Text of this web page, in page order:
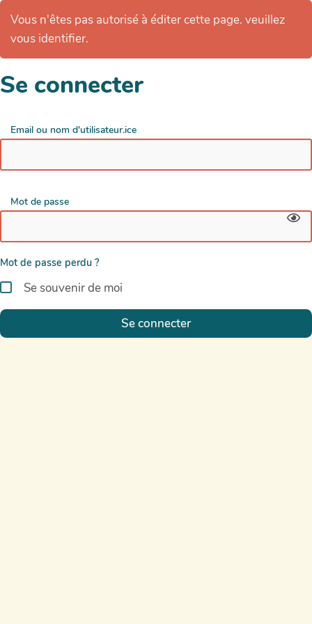
Vous n'êtes pas autorisé à éditer cette page. veuillez
vous identifier.
Se connecter
Email ou nom d'utilisateur.ice
Mot de passe
Mot de passe perdu ?
Se souvenir de moi
Se connecter